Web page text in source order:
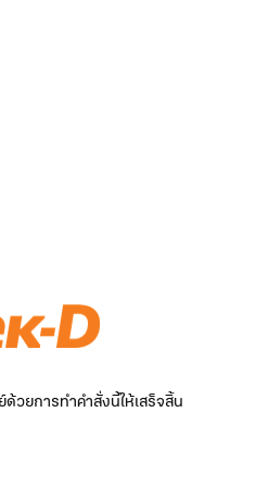
วยการทำคำสั่งนี้ให้เสร็จสิ้น